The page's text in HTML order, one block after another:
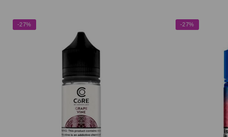
-27% -27%